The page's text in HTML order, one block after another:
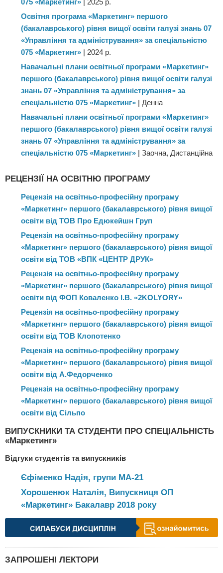
075 «Маркетинг» | 2025 р.
Освітня програма «Маркетинг» першого
(бакалаврського) рівня вищої освіти галузі знань 07
«Управління та адміністрування» за спеціальністю
075 «Маркетинг» | 2024 р.
Навачальні плани освітньої програми «Маркетинг»
першого (бакалаврського) рівня вищої освіти галузі
знань 07 «Управління та адміністрування» за
спеціальністю 075 «Маркетинг» | Денна
Навачальні плани освітньої програми «Маркетинг»
першого (бакалаврського) рівня вищої освіти галузі
знань 07 «Управління та адміністрування» за
спеціальністю 075 «Маркетинг» | Заочна, Дистанційна
РЕЦЕНЗІЇ НА ОСВІТНЮ ПРОГРАМУ
Рецензія на освітньо-професійну програму
«Маркетинг» першого (бакалаврського) рівня вищої
освіти від ТОВ Про Едюкейшн Груп
Рецензія на освітньо-професійну програму
«Маркетинг» першого (бакалаврського) рівня вищої
освіти від ТОВ «ВПК «ЦЕНТР ДРУК»
Рецензія на освітньо-професійну програму
«Маркетинг» першого (бакалаврського) рівня вищої
освіти від ФОП Коваленко І.В. «2KOLYORY»
Рецензія на освітньо-професійну програму
«Маркетинг» першого (бакалаврського) рівня вищої
освіти від ТОВ Клопотенко
Рецензія на освітньо-професійну програму
«Маркетинг» першого (бакалаврського) рівня вищої
освіти від А.Федорченко
Рецензія на освітньо-професійну програму
«Маркетинг» першого (бакалаврського) рівня вищої
освіти від Сільпо
ВИПУСКНИКИ ТА СТУДЕНТИ ПРО СПЕЦІАЛЬНІСТЬ
«Маркетинг»
Відгуки студентів та випускників
Єфіменко Надія, групи МА-21
Хорошенюк Наталія, Випускниця ОП
«Маркетинг» Бакалавр 2018 року
ЗАПРОШЕНІ ЛЕКТОРИ